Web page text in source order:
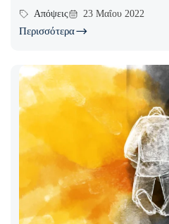
Απόψεις 23 Μαΐου 2022
Περισσότερα